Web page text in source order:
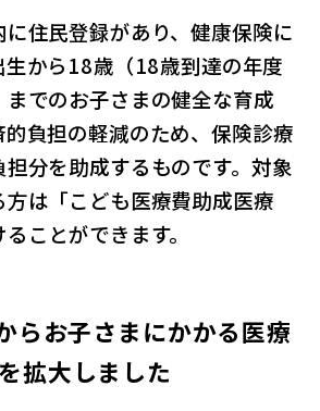
住民登録があり、健康保険に
から18歳（18歳到達の年度
でのお子さまの健全な育成
的負担の軽減のため、保険診療
分を助成するものです。対象
は「こども医療費助成医療
ことができます。
らお子さまにかかる医療
拡大しました